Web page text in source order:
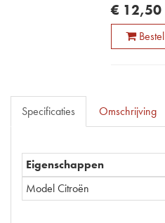
€ 12,50
Bestel
Specificaties Omschrijving
Eigenschappen
Model Citroën